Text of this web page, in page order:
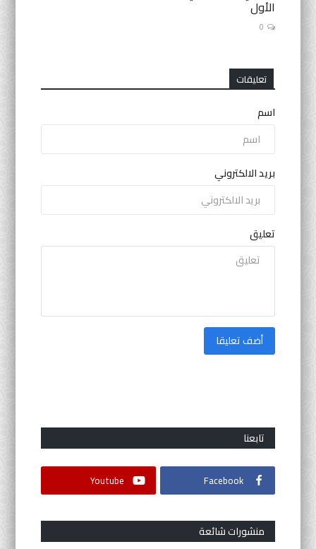
الأول
0
تعليقات
اسم
بريد الالكتروني
تعليق
أضف تعليقا
تابعنا
Facebook
Youtube
منشورات شائعة